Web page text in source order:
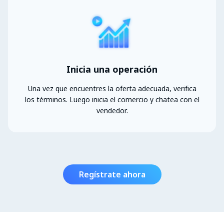
Inicia una operación
Una vez que encuentres la oferta adecuada, verifica
los términos. Luego inicia el comercio y chatea con el
vendedor.
Regístrate ahora